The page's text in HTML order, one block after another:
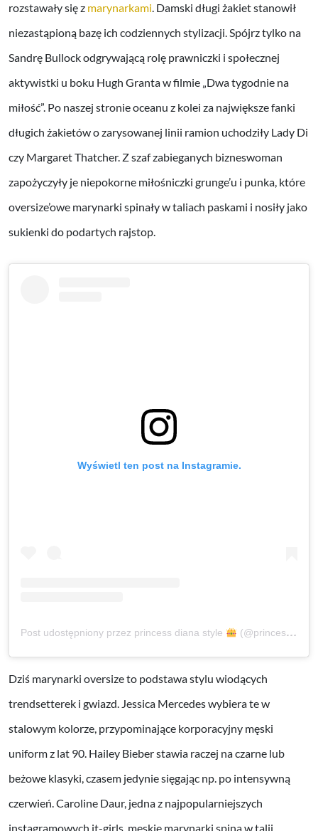
rozstawały się z marynarkami. Damski długi żakiet stanowił
niezastąpioną bazę ich codziennych stylizacji. Spójrz tylko na
Sandrę Bullock odgrywającą rolę prawniczki i społecznej
aktywistki u boku Hugh Granta w filmie „Dwa tygodnie na
miłość”. Po naszej stronie oceanu z kolei za największe fanki
długich żakietów o zarysowanej linii ramion uchodziły Lady Di
czy Margaret Thatcher. Z szaf zabieganych bizneswoman
zapożyczyły je niepokorne miłośniczki grunge’u i punka, które
oversize’owe marynarki spinały w taliach paskami i nosiły jako
sukienki do podartych rajstop.
Wyświetl ten post na Instagramie.
Post udostępniony przez princess diana style (@princessdianastyle)
Dziś marynarki oversize to podstawa stylu wiodących
trendsetterek i gwiazd. Jessica Mercedes wybiera te w
stalowym kolorze, przypominające korporacyjny męski
uniform z lat 90. Hailey Bieber stawia raczej na czarne lub
beżowe klasyki, czasem jedynie sięgając np. po intensywną
czerwień. Caroline Daur, jedna z najpopularniejszych
instagramowych it-girls, męskie marynarki spina w talii